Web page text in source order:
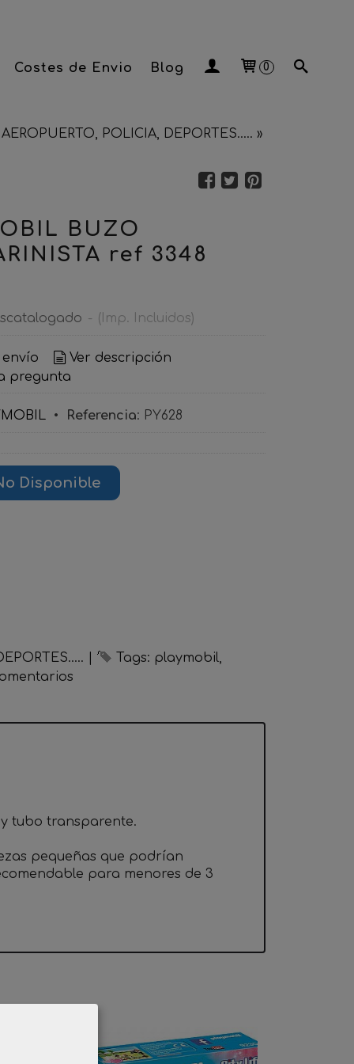
Costes de Envio Blog 0
POLICIA, DEPORTES..... »
BUZO
ref 3348
- (Imp. Incluidos)
envío
Ver descripción
pregunta
• Referencia: PY628
Disponible
Tags: playmobil
tubo transparente.
pequeñas que podrían
para menores de 3